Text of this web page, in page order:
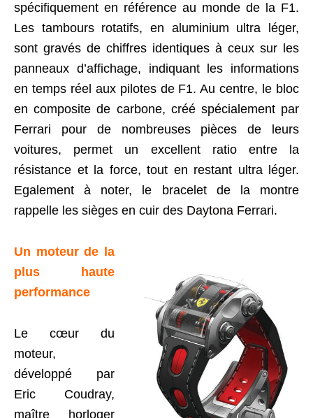
spécifiquement en référence au monde de la F1.
Les tambours rotatifs, en aluminium ultra léger,
sont gravés de chiffres identiques à ceux sur les
panneaux d’affichage, indiquant les informations
en temps réel aux pilotes de F1. Au centre, le bloc
en composite de carbone, créé spécialement par
Ferrari pour de nombreuses pièces de leurs
voitures, permet un excellent ratio entre la
résistance et la force, tout en restant ultra léger.
Egalement à noter, le bracelet de la montre
rappelle les sièges en cuir des Daytona Ferrari.
Un moteur de la
plus haute
performance
Le cœur du
moteur,
développé par
Eric Coudray,
maître horloger